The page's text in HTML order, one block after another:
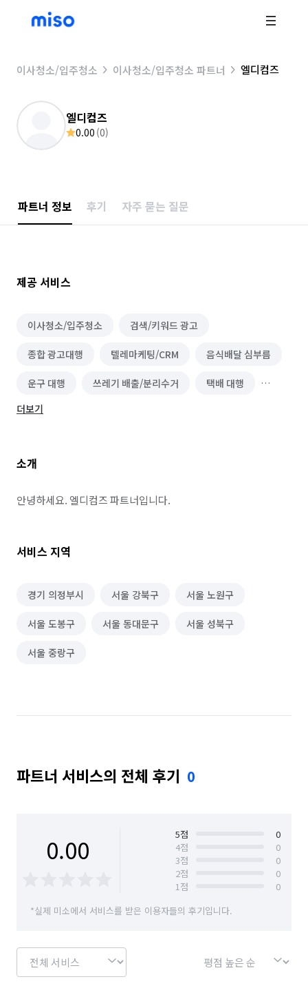
이사청소/입주청소 이사청소/입주청소 파트너 엘디컴즈
엘디컴즈
0.00 (0)
파트너 정보 후기 자주 묻는 질문
제공 서비스
이사청소/입주청소 검색/키워드 광고
종합 광고대행 텔레마케팅/CRM 음식배달 심부름
운구 대행 쓰레기 배출/분리수거 택배 대행
편의점 심부름
기타 집안일 심부름
택배 수거/보관 하객 대행
더보기
소개
안녕하세요. 엘디컴즈 파트너입니다.
서비스 지역
경기 의정부시 서울 강북구 서울 노원구
서울 도봉구 서울 동대문구 서울 성북구
서울 중랑구
파트너 서비스의 전체 후기 0
0.00 5점
0
4점
0
3점
0
2점
0
1점
0
*실제 미소에서 서비스를 받은 이용자들의 후기입니다.